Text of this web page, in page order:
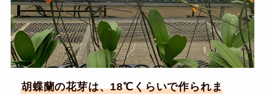
胡蝶蘭の花芽は、18℃くらいで作られま